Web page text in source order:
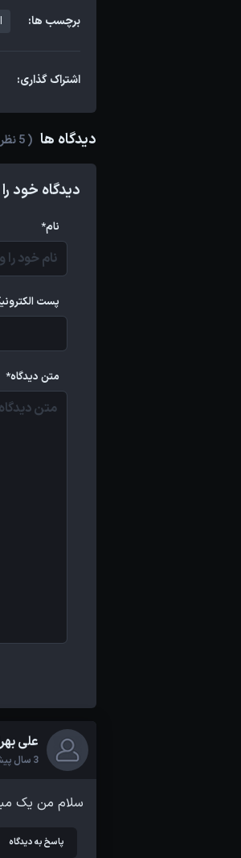
برچسب ها:
اشتراک گذاری:
دیدگاه ها ( 5 نظر )
دیدگاه خود
نام*
پست
متن دیدگاه*
علی
3 سال پیش
سلام من یک
پاسخ به دیدگاه